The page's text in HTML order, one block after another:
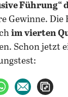
Führung“
Gewinne. Die
im vierten
Schon jetzt
teilen
X teilen
per WhatsApp
per E-